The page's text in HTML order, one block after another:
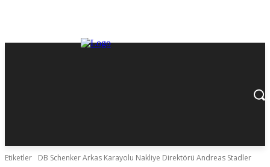
Etiketler DB Schenker Arkas Karayolu Nakliye Direktörü Andreas Stadler